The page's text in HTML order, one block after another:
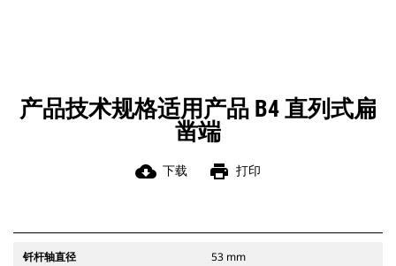
产品技术规格适用产品 B4 直列式扁
凿端
cloud_download 下载 print 打印
钎杆轴直径 53 mm